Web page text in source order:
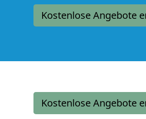
Kostenlose Angebote
Kostenlose Angebote